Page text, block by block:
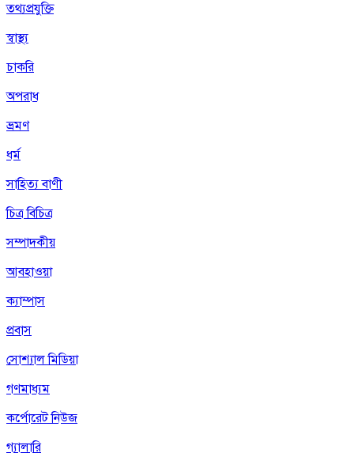
তথ্যপ্রযুক্তি
স্বাস্থ্য
চাকরি
অপরাধ
ভ্রমণ
ধর্ম
সাহিত্য বাণী
চিত্র বিচিত্র
সম্পাদকীয়
আবহাওয়া
ক্যাম্পাস
প্রবাস
সোশ্যাল মিডিয়া
গণমাধ্যম
কর্পোরেট নিউজ
গ্যালারি